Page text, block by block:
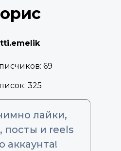
69
325
лайки,
посты и reels
аккаунта!